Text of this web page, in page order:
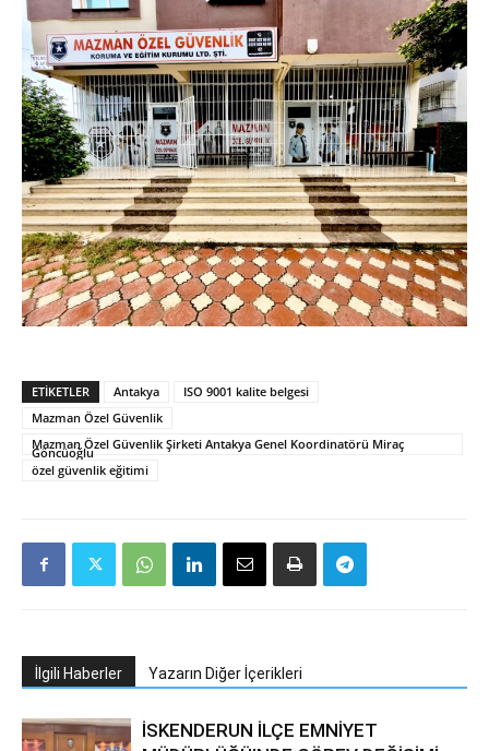
ETIKETLER Antakya
ISO 9001 kalite belgesi
Mazman Özel Güvenlik
Mazman Özel Güvenlik Şirketi Antakya Genel Koordinatörü Miraç
Göncüoğlu
özel güvenlik eğitimi
İlgili Haberler Yazarın Diğer İçerikleri
İSKENDERUN İLÇE EMNİYET